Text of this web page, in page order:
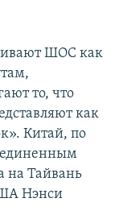
ШОС как
то, что
как
Китай, по
на Тайвань
Нэнси